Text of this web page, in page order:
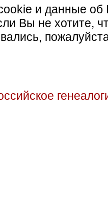
и данные об
Вы не хотите,